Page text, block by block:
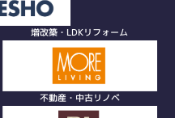
増改築・LDKリフォーム
不動産・中古リノベ